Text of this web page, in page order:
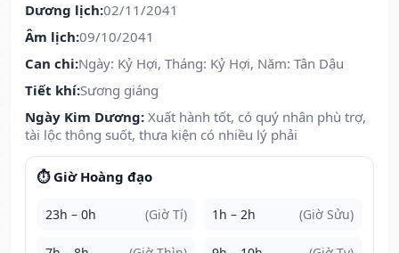
Dương lịch:02/11/2041
Âm lịch:09/10/2041
Can chi:Ngày: Kỷ Hợi, Tháng: Kỷ Hợi, Năm: Tân Dậu
Tiết khí:Sương giáng
Ngày Kim Dương: Xuất hành tốt, có quý nhân phù trợ,
tài lộc thông suốt, thưa kiện có nhiều lý phải
⏱️ Giờ Hoàng đạo
23h – 0h (Giờ Tí) 1h – 2h (Giờ Sửu)